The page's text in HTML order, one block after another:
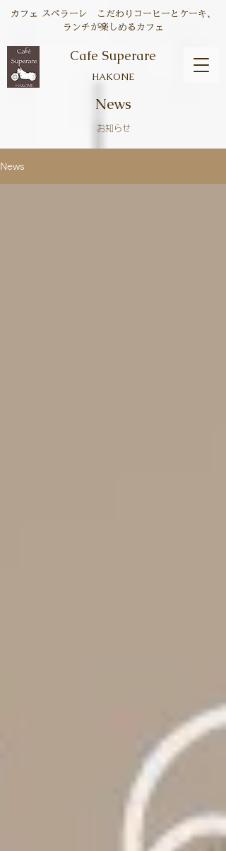
Cafe Superare
HAKONE
カフェ スペラーレ こだわりコーヒーとケーキ、
ランチが楽しめるカフェ
News
お知らせ
News